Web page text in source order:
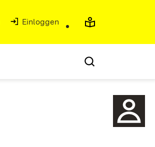
(Öffnet in neuem Fenster)
Einloggen